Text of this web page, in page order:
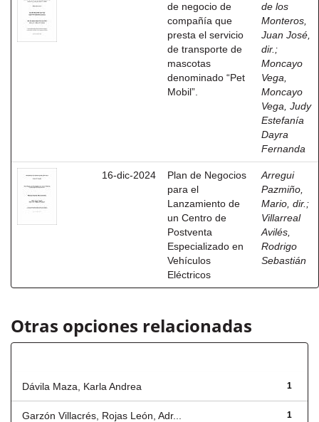
de negocio de
compañía que
presta el servicio
de transporte de
mascotas
denominado “Pet
Mobil”.
de los
Monteros,
Juan José,
dir. ;
Moncayo
Vega,
Moncayo
Vega, Judy
Estefanía
Dayra
Fernanda
16-dic-2024
Plan de Negocios
para el
Lanzamiento de
un Centro de
Postventa
Especializado en
Vehículos
Eléctricos
Arregui
Pazmiño,
Mario, dir. ;
Villarreal
Avilés,
Rodrigo
Sebastián
Otras opciones relacionadas
1
Dávila Maza, Karla Andrea
1
Garzón Villacrés, Rojas León, Adr...